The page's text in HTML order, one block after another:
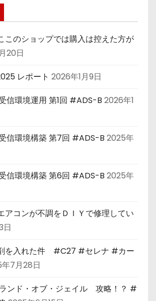
このショップでは購入は控えた方が
20日
レポート 2026年1月9日
信環境運用 第1回 #ADS-B 2026年1
信環境構築 第7回 #ADS-B 2025年
信環境構築 第6回 #ADS-B 2025年
アコンが不調をＤＩＹで修理してい
日
を入れた件 #C27 #セレナ #カー
7月28日
ンド・オブ・ジェイル 攻略！？ #